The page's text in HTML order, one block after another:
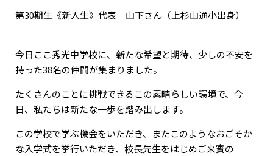
第30期生《新入生》代表 山下さん（上杉山通小出身）
今日ここ秀光中学校に、新たな希望と期待、少しの不安を
持った38名の仲間が集まりました。
たくさんのことに挑戦できるこの素晴らしい環境で、今
日、私たちは新たな一歩を踏み出します。
この学校で学ぶ機会をいただき、またこのようなおごそか
な入学式を挙行いただき、校長先生をはじめご来賓の